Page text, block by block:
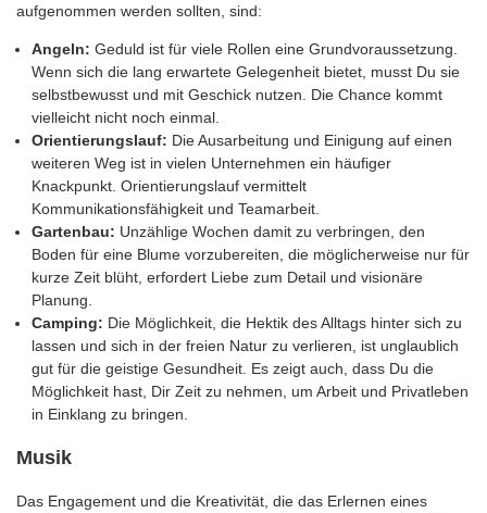
aufgenommen werden sollten, sind:
Angeln: Geduld ist für viele Rollen eine Grundvoraussetzung.
Wenn sich die lang erwartete Gelegenheit bietet, musst Du sie
selbstbewusst und mit Geschick nutzen. Die Chance kommt
vielleicht nicht noch einmal.
Orientierungslauf: Die Ausarbeitung und Einigung auf einen
weiteren Weg ist in vielen Unternehmen ein häufiger
Knackpunkt. Orientierungslauf vermittelt
Kommunikationsfähigkeit und Teamarbeit.
Gartenbau: Unzählige Wochen damit zu verbringen, den
Boden für eine Blume vorzubereiten, die möglicherweise nur für
kurze Zeit blüht, erfordert Liebe zum Detail und visionäre
Planung.
Camping: Die Möglichkeit, die Hektik des Alltags hinter sich zu
lassen und sich in der freien Natur zu verlieren, ist unglaublich
gut für die geistige Gesundheit. Es zeigt auch, dass Du die
Möglichkeit hast, Dir Zeit zu nehmen, um Arbeit und Privatleben
in Einklang zu bringen.
Musik
Das Engagement und die Kreativität, die das Erlernen eines